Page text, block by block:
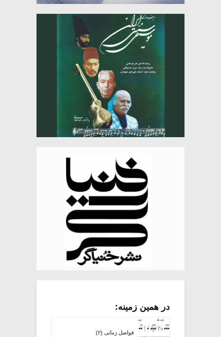
در همین زمینه:
فواصل زمانی (۲)